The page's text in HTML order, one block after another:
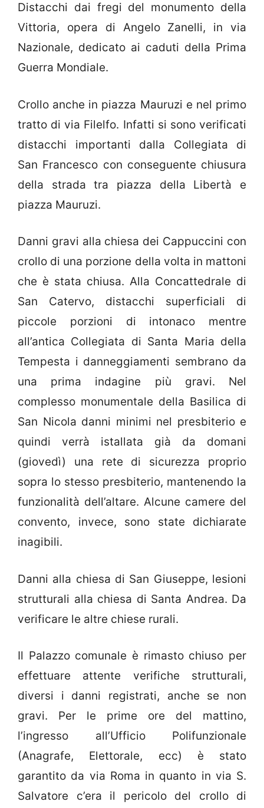
Distacchi dai fregi del monumento della
Vittoria, opera di Angelo Zanelli, in via
Nazionale, dedicato ai caduti della Prima
Guerra Mondiale.
Crollo anche in piazza Mauruzi e nel primo
tratto di via Filelfo. Infatti si sono verificati
distacchi importanti dalla Collegiata di
San Francesco con conseguente chiusura
della strada tra piazza della Libertà e
piazza Mauruzi.
Danni gravi alla chiesa dei Cappuccini con
crollo di una porzione della volta in mattoni
che è stata chiusa. Alla Concattedrale di
San Catervo, distacchi superficiali di
piccole porzioni di intonaco mentre
all’antica Collegiata di Santa Maria della
Tempesta i danneggiamenti sembrano da
una prima indagine più gravi. Nel
complesso monumentale della Basilica di
San Nicola danni minimi nel presbiterio e
quindi verrà istallata già da domani
(giovedì) una rete di sicurezza proprio
sopra lo stesso presbiterio, mantenendo la
funzionalità dell’altare. Alcune camere del
convento, invece, sono state dichiarate
inagibili.
Danni alla chiesa di San Giuseppe, lesioni
strutturali alla chiesa di Santa Andrea. Da
verificare le altre chiese rurali.
Il Palazzo comunale è rimasto chiuso per
effettuare attente verifiche strutturali,
diversi i danni registrati, anche se non
gravi. Per le prime ore del mattino,
l’ingresso all’Ufficio Polifunzionale
(Anagrafe, Elettorale, ecc) è stato
garantito da via Roma in quanto in via S.
Salvatore c’era il pericolo del crollo di